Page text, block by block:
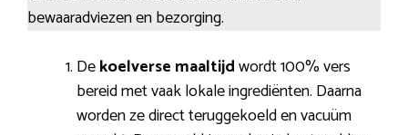
bewaaradviezen en bezorging.
Dekoelverse maaltijdwordt 100% vers
bereid met vaak lokale ingrediënten. Daarna
worden ze direct teruggekoeld en vacuüm